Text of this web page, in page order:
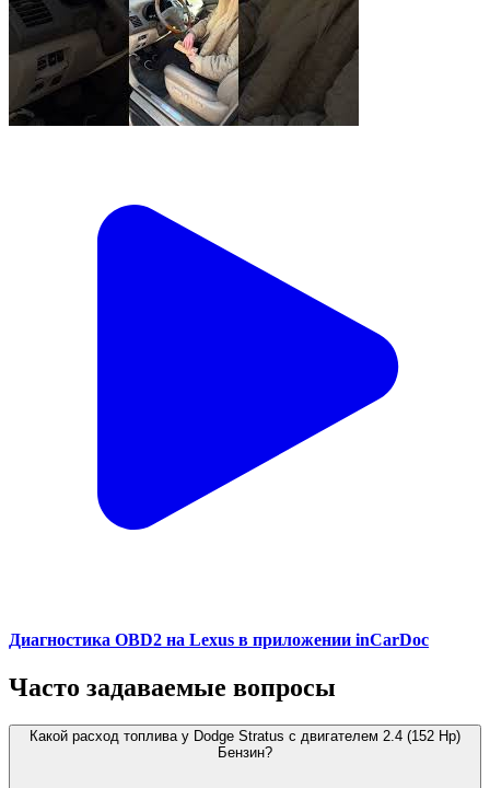
Диагностика OBD2 на Lexus в приложении inCarDoc
Часто задаваемые вопросы
Какой расход топлива у Dodge Stratus с двигателем 2.4 (152 Hp)
Бензин?